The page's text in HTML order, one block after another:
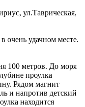
, ул.Таврическая,
очень удачном месте.
100 метров. До моря
проулка
Рядом магнит
и напротив детский
находится